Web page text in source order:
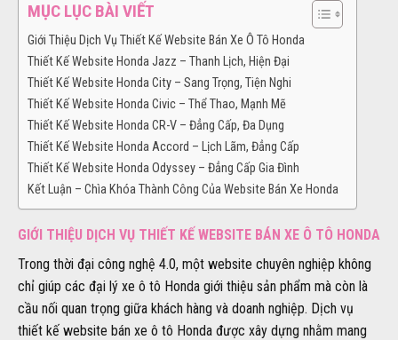
MỤC LỤC BÀI VIẾT
Giới Thiệu Dịch Vụ Thiết Kế Website Bán Xe Ô Tô Honda
Thiết Kế Website Honda Jazz – Thanh Lịch, Hiện Đại
Thiết Kế Website Honda City – Sang Trọng, Tiện Nghi
Thiết Kế Website Honda Civic – Thể Thao, Mạnh Mẽ
Thiết Kế Website Honda CR-V – Đẳng Cấp, Đa Dụng
Thiết Kế Website Honda Accord – Lịch Lãm, Đẳng Cấp
Thiết Kế Website Honda Odyssey – Đẳng Cấp Gia Đình
Kết Luận – Chìa Khóa Thành Công Của Website Bán Xe Honda
GIỚI THIỆU DỊCH VỤ THIẾT KẾ WEBSITE BÁN XE Ô TÔ HONDA
Trong thời đại công nghệ 4.0, một website chuyên nghiệp không
chỉ giúp các đại lý xe ô tô Honda giới thiệu sản phẩm mà còn là
cầu nối quan trọng giữa khách hàng và doanh nghiệp. Dịch vụ
thiết kế website bán xe ô tô Honda được xây dựng nhằm mang